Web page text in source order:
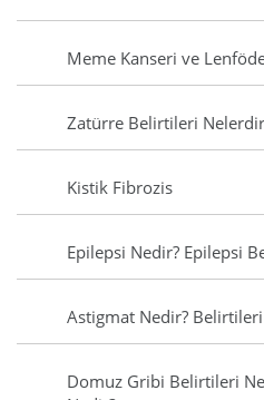
Meme Kanseri ve
Zatürre Belirtileri
Kistik Fibrozis
Epilepsi Nedir? Epilepsi
Astigmat Nedir?
Domuz Gribi Belirtileri